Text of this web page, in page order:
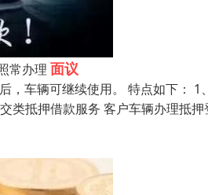
常办理 面议
，车辆可继续使用。 特点如下：
类抵押借款服务 客户车辆办理抵